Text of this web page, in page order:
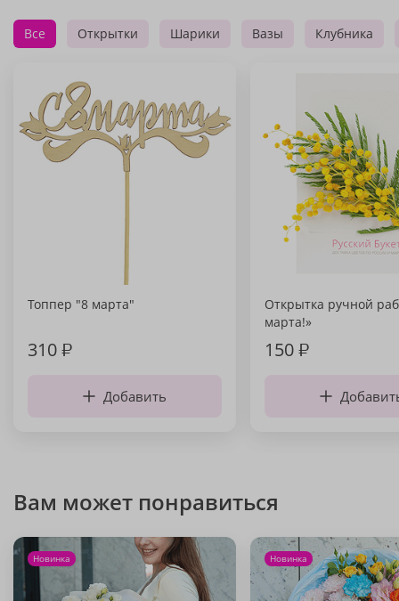
Все Открытки Шарики Вазы Клубника
Топпер "8 марта"
310₽
Добавить
Открытка ручной
марта!»
150₽
Вам может понравиться
Новинка Новинка